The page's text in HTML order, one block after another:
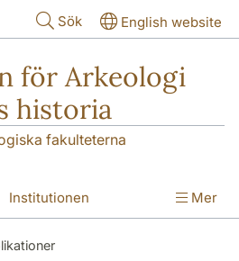
Sök English website
för Arkeologi
historia
fakulteterna
Institutionen Mer